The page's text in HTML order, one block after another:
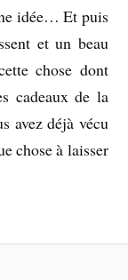
idée… Et puis
et un beau
chose dont
cadeaux de la
avez déjà vécu
chose à laisser